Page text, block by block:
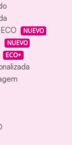
NUEVO
NUEVO
ECO+